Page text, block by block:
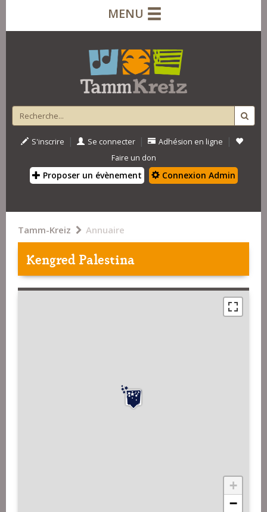
MENU
S'inscrire | Se connecter | Adhésion en ligne |
Faire un don
Proposer un évènement Connexion Admin
Tamm-Kreiz Annuaire
Kengred Palestina
+
−